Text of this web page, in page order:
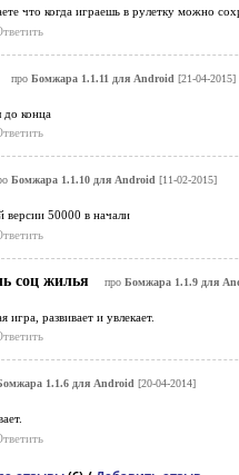
что когда играешь в рулетку можно
про Бомжара 1.1.11 для Android [21-04-2015]
конца
Бомжара 1.1.10 для Android [11-02-2015]
версии 50000 в начали
соц жилья про Бомжара 1.1.9 для
игра, развивает и увлекает.
1.1.6 для Android [20-04-2014]